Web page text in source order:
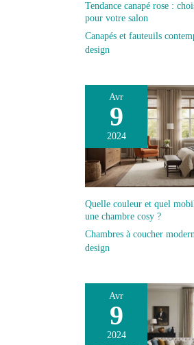
Tendance canapé rose :
pour votre salon
Canapés et fauteuils
design
Avr
9
2024
Quelle couleur et quel
une chambre cosy ?
Chambres à coucher
design
Avr
9
2024